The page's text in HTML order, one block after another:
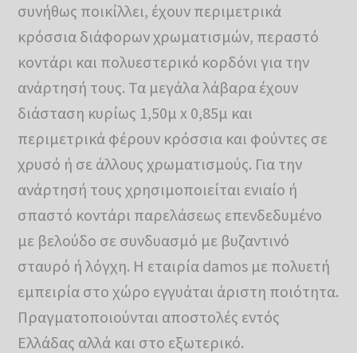
συνήθως ποικίλλει, έχουν περιμετρικά
κρόσσια διάφορων χρωματισμών, περαστό
κοντάρι και πολυεστερικό κορδόνι για την
ανάρτησή τους. Τα μεγάλα λάβαρα έχουν
διάσταση κυρίως 1,50μ x 0,85μ και
περιμετρικά φέρουν κρόσσια και φούντες σε
χρυσό ή σε άλλους χρωματισμούς. Για την
ανάρτησή τους χρησιμοποιείται ενιαίο ή
σπαστό κοντάρι παρελάσεως επενδεδυμένο
με βελούδο σε συνδυασμό με βυζαντινό
σταυρό ή λόγχη. Η εταιρία damos με πολυετή
εμπειρία στο χώρο εγγυάται άριστη ποιότητα.
Πραγματοποιούνται αποστολές εντός
Ελλάδας αλλά και στο εξωτερικό.